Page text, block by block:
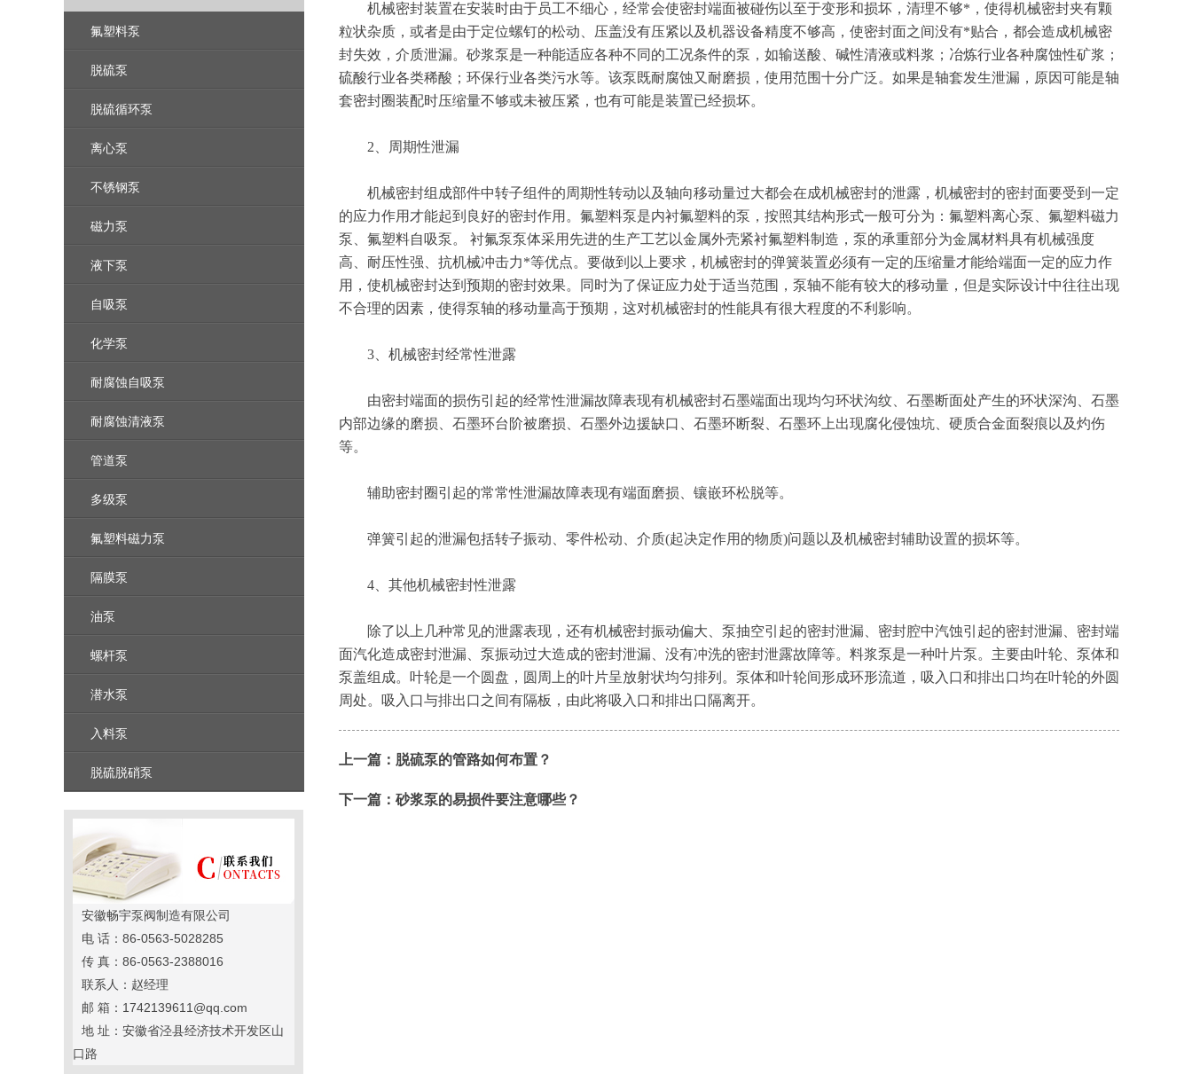
氟塑料泵
脱硫泵
脱硫循环泵
离心泵
不锈钢泵
磁力泵
液下泵
自吸泵
化学泵
耐腐蚀自吸泵
耐腐蚀清液泵
管道泵
多级泵
氟塑料磁力泵
隔膜泵
油泵
螺杆泵
潜水泵
入料泵
脱硫脱硝泵
安徽畅宇泵阀制造有限公司
电 话：86-0563-5028285
传 真：86-0563-2388016
联系人：赵经理
邮 箱：1742139611@qq.com
地 址：安徽省泾县经济技术开发区山
口路
机械密封装置在安装时由于员工不细心，经常会使密封端面被碰伤以至于变形和损坏，清理不够*，使得机械密封夹有颗
粒状杂质，或者是由于定位螺钉的松动、压盖没有压紧以及机器设备精度不够高，使密封面之间没有*贴合，都会造成机械密
封失效，介质泄漏。砂浆泵是一种能适应各种不同的工况条件的泵，如输送酸、碱性清液或料浆；冶炼行业各种腐蚀性矿浆；
硫酸行业各类稀酸；环保行业各类污水等。该泵既耐腐蚀又耐磨损，使用范围十分广泛。如果是轴套发生泄漏，原因可能是轴
套密封圈装配时压缩量不够或未被压紧，也有可能是装置已经损坏。
2、周期性泄漏
机械密封组成部件中转子组件的周期性转动以及轴向移动量过大都会在成机械密封的泄露，机械密封的密封面要受到一定
的应力作用才能起到良好的密封作用。氟塑料泵是内衬氟塑料的泵，按照其结构形式一般可分为：氟塑料离心泵、氟塑料磁力
泵、氟塑料自吸泵。 衬氟泵泵体采用先进的生产工艺以金属外壳紧衬氟塑料制造，泵的承重部分为金属材料具有机械强度
高、耐压性强、抗机械冲击力*等优点。要做到以上要求，机械密封的弹簧装置必须有一定的压缩量才能给端面一定的应力作
用，使机械密封达到预期的密封效果。同时为了保证应力处于适当范围，泵轴不能有较大的移动量，但是实际设计中往往出现
不合理的因素，使得泵轴的移动量高于预期，这对机械密封的性能具有很大程度的不利影响。
3、机械密封经常性泄露
由密封端面的损伤引起的经常性泄漏故障表现有机械密封石墨端面出现均匀环状沟纹、石墨断面处产生的环状深沟、石墨
内部边缘的磨损、石墨环台阶被磨损、石墨外边援缺口、石墨环断裂、石墨环上出现腐化侵蚀坑、硬质合金面裂痕以及灼伤
等。
辅助密封圈引起的常常性泄漏故障表现有端面磨损、镶嵌环松脱等。
弹簧引起的泄漏包括转子振动、零件松动、介质(起决定作用的物质)问题以及机械密封辅助设置的损坏等。
4、其他机械密封性泄露
除了以上几种常见的泄露表现，还有机械密封振动偏大、泵抽空引起的密封泄漏、密封腔中汽蚀引起的密封泄漏、密封端
面汽化造成密封泄漏、泵振动过大造成的密封泄漏、没有冲洗的密封泄露故障等。料浆泵是一种叶片泵。主要由叶轮、泵体和
泵盖组成。叶轮是一个圆盘，圆周上的叶片呈放射状均匀排列。泵体和叶轮间形成环形流道，吸入口和排出口均在叶轮的外圆
周处。吸入口与排出口之间有隔板，由此将吸入口和排出口隔离开。
上一篇： 脱硫泵的管路如何布置？
下一篇： 砂浆泵的易损件要注意哪些？